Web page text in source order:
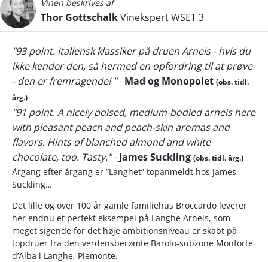
Vinen beskrives af
Thor GottschalkVinekspert WSET 3
"93 point. Italiensk klassiker på druen Arneis - hvis du
ikke kender den, så hermed en opfordring til at prøve
- den er fremragende! "- Mad og Monopolet (obs. tidl.
årg.)
"91 point. A nicely poised, medium-bodied arneis here
with pleasant peach and peach-skin aromas and
flavors. Hints of blanched almond and white
chocolate, too. Tasty."- James Suckling (obs. tidl. årg.)
Årgang efter årgang er ”Langhet” topanmeldt hos James
Suckling…
Det lille og over 100 år gamle familiehus Broccardo leverer
her endnu et perfekt eksempel på Langhe Arneis, som
meget sigende for det høje ambitionsniveau er skabt på
topdruer fra den verdensberømte Barolo-subzone Monforte
d’Alba i Langhe, Piemonte.